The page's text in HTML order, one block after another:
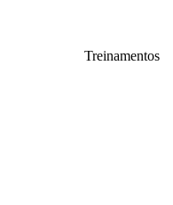
Treinamentos